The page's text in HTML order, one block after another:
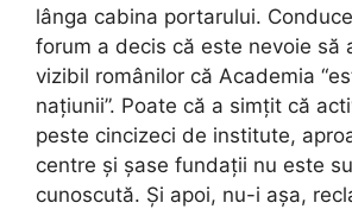
lânga cabina portarului.
forum a decis că este nevoie să
vizibil românilor că Academia
națiunii”. Poate că a simțit că
peste cincizeci de institute,
centre și șase fundații nu este
cunoscută. Și apoi, nu-i așa,